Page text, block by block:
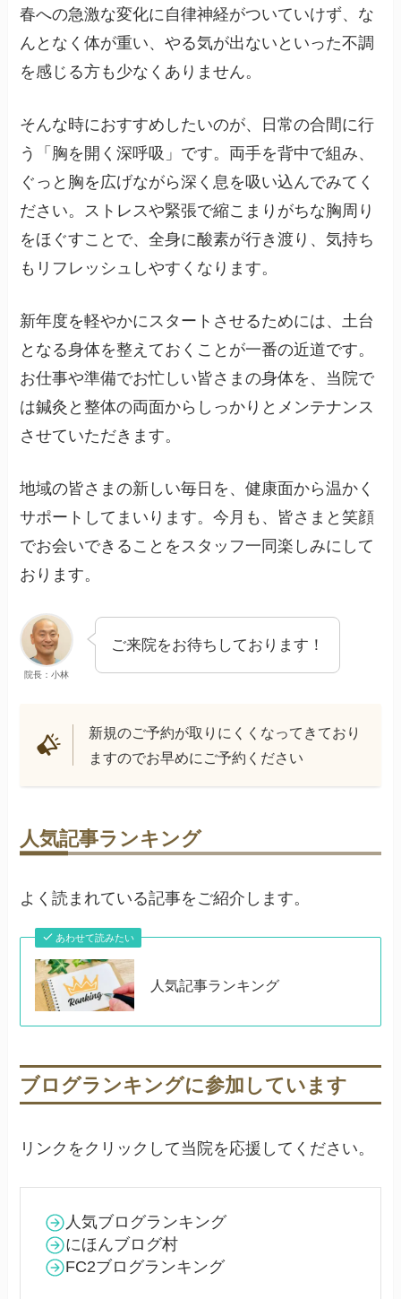
春への急激な変化に自律神経がついていけず、な
んとなく体が重い、やる気が出ないといった不調
を感じる方も少なくありません。
そんな時におすすめしたいのが、日常の合間に行
う「胸を開く深呼吸」です。両手を背中で組み、
ぐっと胸を広げながら深く息を吸い込んでみてく
ださい。ストレスや緊張で縮こまりがちな胸周り
をほぐすことで、全身に酸素が行き渡り、気持ち
もリフレッシュしやすくなります。
新年度を軽やかにスタートさせるためには、土台
となる身体を整えておくことが一番の近道です。
お仕事や準備でお忙しい皆さまの身体を、当院で
は鍼灸と整体の両面からしっかりとメンテナンス
させていただきます。
地域の皆さまの新しい毎日を、健康面から温かく
サポートしてまいります。今月も、皆さまと笑顔
でお会いできることをスタッフ一同楽しみにして
おります。
院長：小林
ご来院をお待ちしております！
新規のご予約が取りにくくなってきており
ますのでお早めにご予約ください
人気記事ランキング
よく読まれている記事をご紹介します。
あわせて読みたい
人気記事ランキング
ブログランキングに参加しています
リンクをクリックして当院を応援してください。
人気ブログランキング
にほんブログ村
FC2ブログランキング